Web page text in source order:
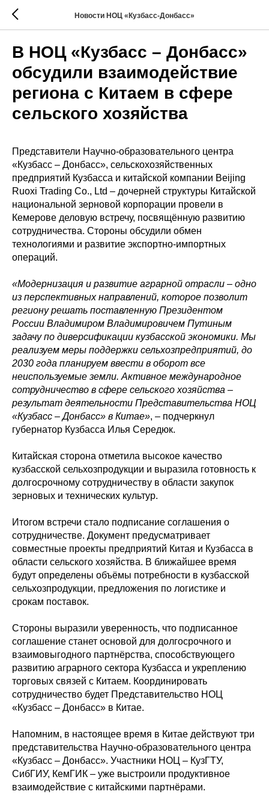
Новости НОЦ «Кузбасс-Донбасс»
В НОЦ «Кузбасс – Донбасс»
обсудили взаимодействие
региона с Китаем в сфере
сельского хозяйства
Представители Научно-образовательного центра
«Кузбасс – Донбасс», сельскохозяйственных
предприятий Кузбасса и китайской компании Beijing
Ruoxi Trading Co., Ltd – дочерней структуры Китайской
национальной зерновой корпорации провели в
Кемерове деловую встречу, посвящённую развитию
сотрудничества. Стороны обсудили обмен
технологиями и развитие экспортно-импортных
операций.
«Модернизация и развитие аграрной отрасли – одно
из перспективных направлений, которое позволит
региону решать поставленную Президентом
России Владимиром Владимировичем Путиным
задачу по диверсификации кузбасской экономики. Мы
реализуем меры поддержки сельхозпредприятий, до
2030 года планируем ввести в оборот все
неиспользуемые земли. Активное международное
сотрудничество в сфере сельского хозяйства –
результат деятельности Представительства НОЦ
«Кузбасс –Донбасс» в Китае», – подчеркнул
губернатор Кузбасса Илья Середюк.
Китайская сторона отметила высокое качество
кузбасской сельхозпродукции и выразила готовность к
долгосрочному сотрудничеству в области закупок
зерновых и технических культур.
Итогом встречи стало подписание соглашения о
сотрудничестве. Документ предусматривает
совместные проекты предприятий Китая и Кузбасса в
области сельского хозяйства. В ближайшее время
будут определены объёмы потребности в кузбасской
сельхозпродукции, предложения по логистике и
срокам поставок.
Стороны выразили уверенность, что подписанное
соглашение станет основой для долгосрочного и
взаимовыгодного партнёрства, способствующего
развитию аграрного сектора Кузбасса и укреплению
торговых связей с Китаем. Координировать
сотрудничество будет Представительство НОЦ
«Кузбасс – Донбасс» в Китае.
Напомним, в настоящее время в Китае действуют три
представительства Научно-образовательного центра
«Кузбасс – Донбасс». Участники НОЦ – КузГТУ,
СибГИУ, КемГИК – уже выстроили продуктивное
взаимодействие с китайскими партнёрами.